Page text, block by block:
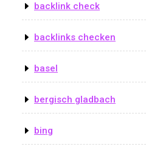
backlink check
backlinks checken
basel
bergisch gladbach
bing